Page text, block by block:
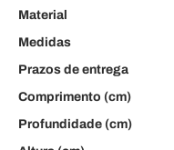
Material
Medidas
Prazos de entrega
Comprimento (cm)
Profundidade (cm)